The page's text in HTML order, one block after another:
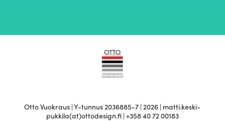
Otto Vuokraus | Y-tunnus 2036885-7 | 2026 | matti.keski-
pukkila(at)ottodesign.fi | +358 40 72 00183